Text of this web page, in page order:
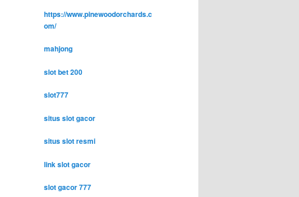
https://www.pinewoodorchards.c
om/
mahjong
slot bet 200
slot777
situs slot gacor
situs slot resmi
link slot gacor
slot gacor 777